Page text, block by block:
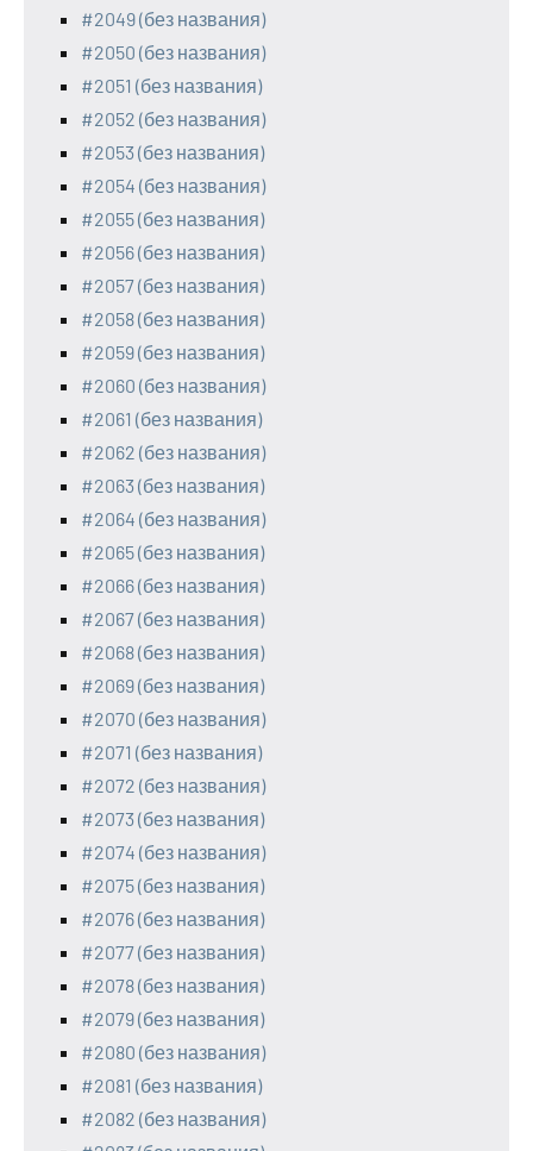
#2049 (без названия)
#2050 (без названия)
#2051 (без названия)
#2052 (без названия)
#2053 (без названия)
#2054 (без названия)
#2055 (без названия)
#2056 (без названия)
#2057 (без названия)
#2058 (без названия)
#2059 (без названия)
#2060 (без названия)
#2061 (без названия)
#2062 (без названия)
#2063 (без названия)
#2064 (без названия)
#2065 (без названия)
#2066 (без названия)
#2067 (без названия)
#2068 (без названия)
#2069 (без названия)
#2070 (без названия)
#2071 (без названия)
#2072 (без названия)
#2073 (без названия)
#2074 (без названия)
#2075 (без названия)
#2076 (без названия)
#2077 (без названия)
#2078 (без названия)
#2079 (без названия)
#2080 (без названия)
#2081 (без названия)
#2082 (без названия)